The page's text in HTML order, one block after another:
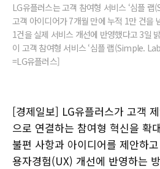
LG유플러스는 고객 참여형 서비스 ‘심플
고객 아이디어가 7개월 만에 누적 1만 건을
1건을 실제 서비스 개선에 반영했다고 3일
이 고객 참여형 서비스 ‘심플 랩(Simple.
=LG유플러스]
[경제일보] LG유플러스가 고객
으로 연결하는 참여형 혁신을 확
불편 사항과 아이디어를 제안하
용자경험(UX) 개선에 반영하는